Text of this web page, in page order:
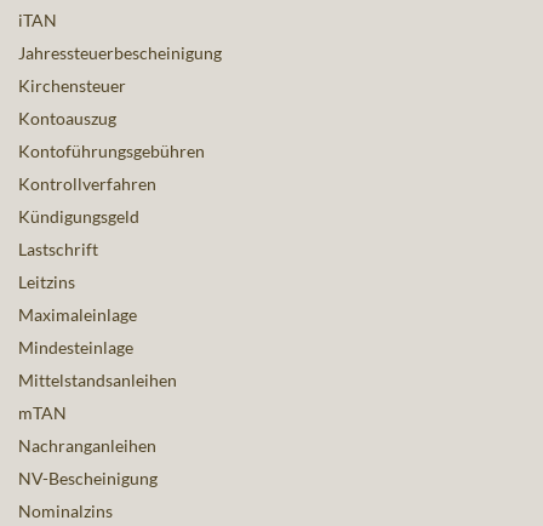
iTAN
Jahressteuerbescheinigung
Kirchensteuer
Kontoauszug
Kontoführungsgebühren
Kontrollverfahren
Kündigungsgeld
Lastschrift
Leitzins
Maximaleinlage
Mindesteinlage
Mittelstandsanleihen
mTAN
Nachranganleihen
NV-Bescheinigung
Nominalzins